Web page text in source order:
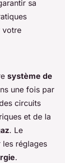
sa
votre
système de
une fois par
circuits
et de la
. Le
les réglages
.